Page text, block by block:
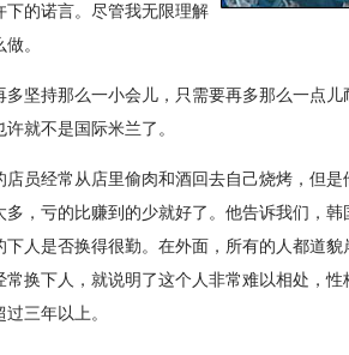
的诺言。尽管我无限理解
。
持那么一小会儿，只需要再多那么一点
就不是国际米兰了。
经常从店里偷肉和酒回去自己烧烤，但是
，亏的比赚到的少就好了。他告诉我们，韩
人是否换得很勤。在外面，所有的人都道貌
换下人，就说明了这个人非常难以相处，性
三年以上。